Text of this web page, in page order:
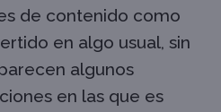
de contenido como
en algo usual, sin
algunos
en las que es